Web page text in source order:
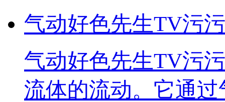
气动好色先生TV污污
气动好色先生TV污污
流体的流动。它